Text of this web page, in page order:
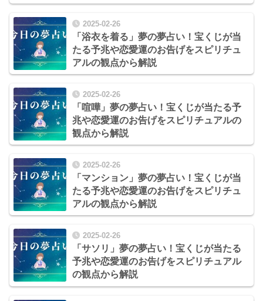
2025-02-26
「浴衣を着る」夢の夢占い！宝くじが当
たる予兆や恋愛運のお告げをスピリチュ
アルの観点から解説
2025-02-26
「喧嘩」夢の夢占い！宝くじが当たる予
兆や恋愛運のお告げをスピリチュアルの
観点から解説
2025-02-26
「マンション」夢の夢占い！宝くじが当
たる予兆や恋愛運のお告げをスピリチュ
アルの観点から解説
2025-02-26
「サソリ」夢の夢占い！宝くじが当たる
予兆や恋愛運のお告げをスピリチュアル
の観点から解説